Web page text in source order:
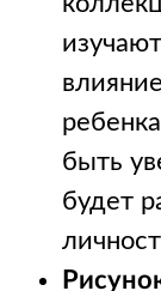
быть
будет